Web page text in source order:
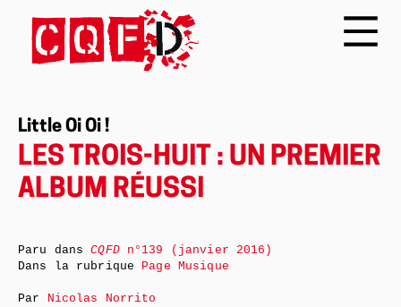
Little Oi Oi !
LES TROIS-HUIT : UN PREMIER
ALBUM RÉUSSI
Paru dansCQFDn°139 (janvier 2016)
Dans la rubrique Page Musique
Par Nicolas Norrito